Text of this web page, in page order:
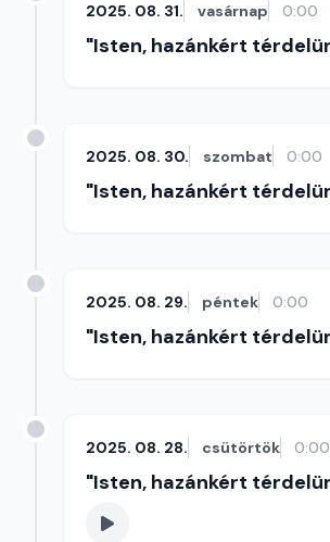
2025. 08. 31. vasárnap 0:00
"Isten, hazánkért
2025. 08. 30. szombat 0:00
"Isten, hazánkért
2025. 08. 29. péntek 0:00
"Isten, hazánkért
2025. 08. 28. csütörtök 0:00
"Isten, hazánkért